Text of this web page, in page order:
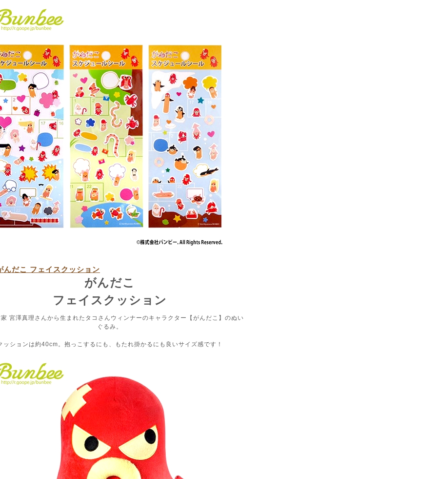
んだこ フェイスクッション
がんだこ
フェイスクッション
宮澤真理さんから生まれたタコさんウィンナーのキャラクター【がんだこ】のぬい
ぐるみ。
ッションは約40cm。抱っこするにも、もたれ掛かるにも良いサイズ感です！